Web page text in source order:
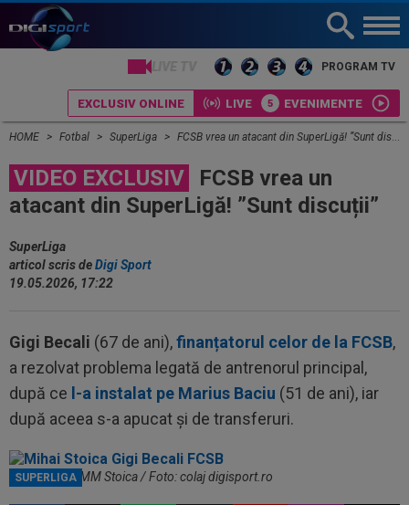
PROGRAM TV
EXCLUSIV ONLINE LIVE EVENIMENTE
HOME Fotbal SuperLiga FCSB vrea un atacant din SuperLigă! ”Sunt discuții”
VIDEO EXCLUSIV
FCSB vrea un
atacant din SuperLigă! ”Sunt discuții”
SuperLiga
articol scris deDigi Sport
19.05.2026, 17:22
Gigi Becali (67 de ani),finanțatorul celor de la FCSB,
a rezolvat problema legată de antrenorul principal,
după ce l-a instalat pe Marius Baciu (51 de ani), iar
după aceea s-a apucat și de transferuri.
SUPERLIGA
Gigi Becali și MM Stoica / Foto: colaj digisport.ro